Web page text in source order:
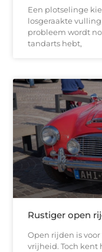
Een plotselinge
losgeraakte
probleem wordt
tandarts hebt,
Rustiger open
Open rijden is
vrijheid. Toch kent